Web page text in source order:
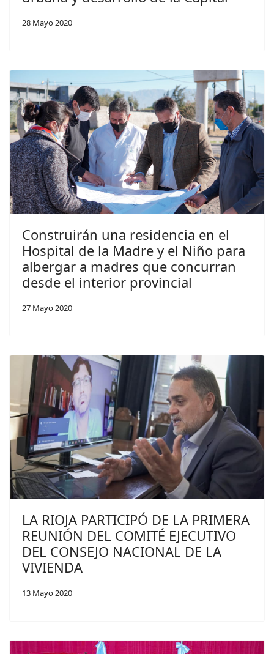
28 Mayo 2020
Construirán una residencia en el
Hospital de la Madre y el Niño para
albergar a madres que concurran
desde el interior provincial
27 Mayo 2020
LA RIOJA PARTICIPÓ DE LA PRIMERA
REUNIÓN DEL COMITÉ EJECUTIVO
DEL CONSEJO NACIONAL DE LA
VIVIENDA
13 Mayo 2020